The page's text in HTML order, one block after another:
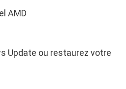
AMD
Update ou restaurez votre